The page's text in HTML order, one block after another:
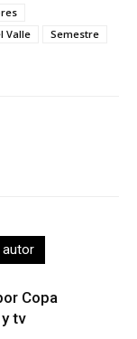
Valle
Semestre
autor
Copa
tv